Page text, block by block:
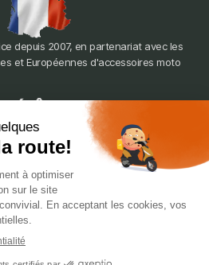
depuis 2007, en partenariat avec les
et Européennes d'accessoires moto
Gaulle, 69200 Vénissieux